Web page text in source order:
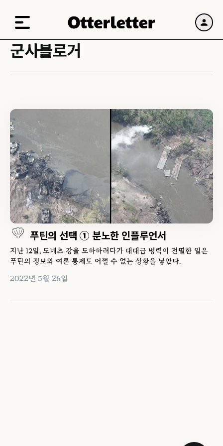
군사블로거
푸틴의 선택 ① 분노한 인플루언서
지난 12일, 도네츠 강을 도하하려다가 대대급 병력이 전멸한 일은
푸틴의 정보와 여론 통제도 어쩔 수 없는 상황을 낳았다.
2022년 5월 26일